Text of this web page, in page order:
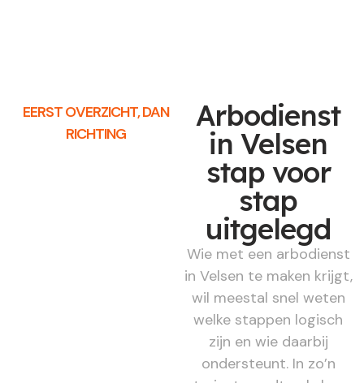
EERST OVERZICHT, DAN
RICHTING
Arbodienst
in Velsen
stap voor
stap
uitgelegd
Wie met een arbodienst
in Velsen te maken krijgt,
wil meestal snel weten
welke stappen logisch
zijn en wie daarbij
ondersteunt. In zo’n